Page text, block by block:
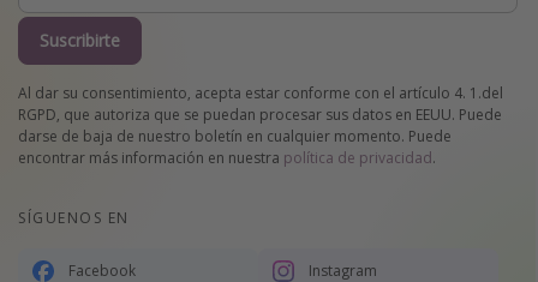
Suscribirte
Al dar su consentimiento, acepta estar conforme con el artículo 4. 1.del
RGPD, que autoriza que se puedan procesar sus datos en EEUU. Puede
darse de baja de nuestro boletín en cualquier momento. Puede
encontrar más información en nuestra política de privacidad.
SÍGUENOS EN
Facebook Instagram